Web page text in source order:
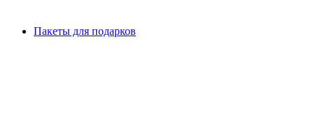
Пакеты для подарков